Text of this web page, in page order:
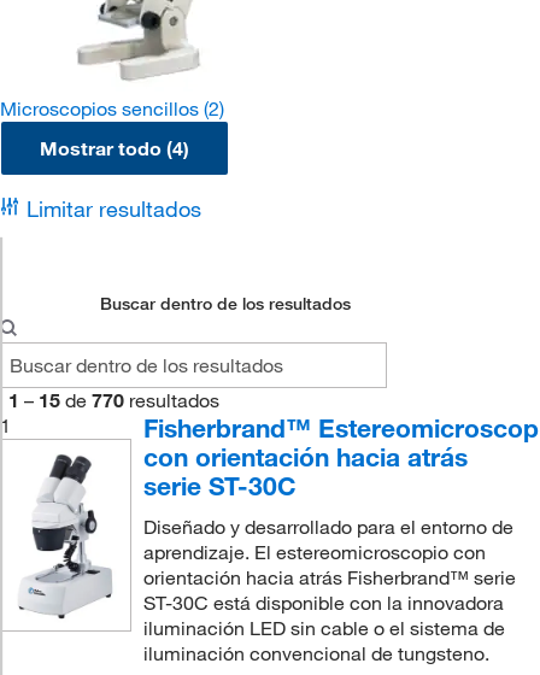
Microscopios sencillos (2)
Mostrar todo (4)
Limitar resultados
Buscar dentro de los resultados
1 – 15 de 770 resultados
1
Fisherbrand™
con orientación hacia atrás
serie ST-30C
Diseñado y desarrollado para el entorno de
aprendizaje. El estereomicroscopio con
orientación hacia atrás Fisherbrand™ serie
ST-30C está disponible con la innovadora
iluminación LED sin cable o el sistema de
iluminación convencional de tungsteno.